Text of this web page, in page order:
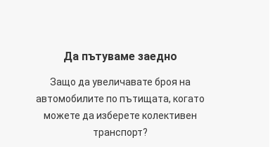
Да пътуваме заедно
Защо да увеличавате броя на
автомобилите по пътищата, когато
можете да изберете колективен
транспорт?